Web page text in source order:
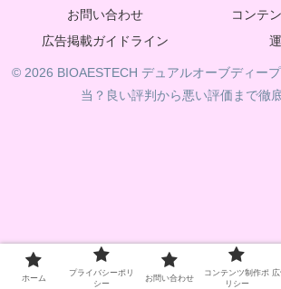
お問い合わせ
コンテ
広告掲載ガイドライン
© 2026 BIOAESTECH デュアルオーブディー
当？良い評判から悪い評価まで徹底
ホーム
プライバシーポリ
シー
お問い合わせ
コンテンツ制作ポ
リシー